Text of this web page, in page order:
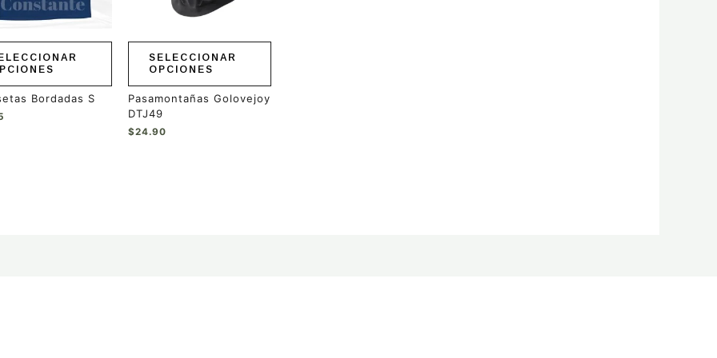
Bordadas S
SELECCIONAR
OPCIONES
en
página
de
producto
Pasamontañas Golovejoy
DTJ49
$24.90